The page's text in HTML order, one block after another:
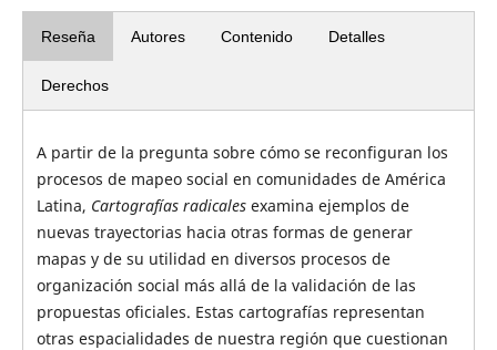
Reseña Autores Contenido Detalles
Derechos
A partir de la pregunta sobre cómo se reconfiguran los
procesos de mapeo social en comunidades de América
Latina, Cartografías radicalesexamina ejemplos de
nuevas trayectorias hacia otras formas de generar
mapas y de su utilidad en diversos procesos de
organización social más allá de la validación de las
propuestas oficiales. Estas cartografías representan
otras espacialidades de nuestra región que cuestionan